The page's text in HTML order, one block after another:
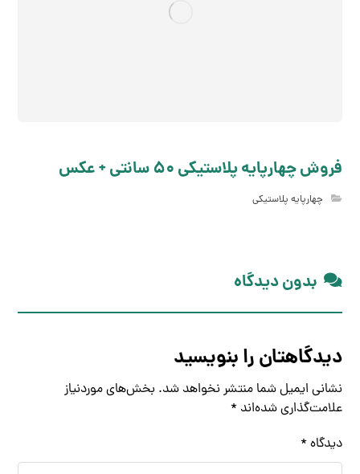
فروش چهارپایه پلاستیکی 50 سانتی + عکس
چهارپایه پلاستیکی
بدون دیدگاه
دیدگاهتان را بنویسید
نشانی ایمیل شما منتشر نخواهد شد. بخش‌های موردنیاز
علامت‌گذاری شده‌اند *
دیدگاه *